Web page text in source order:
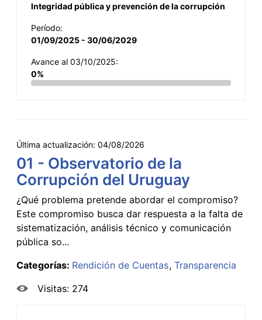
Integridad pública y prevención de la corrupción
Período:
01/09/2025 - 30/06/2029
Avance al 03/10/2025:
0%
Última actualización: 04/08/2026
01 - Observatorio de la
Corrupción del Uruguay
¿Qué problema pretende abordar el compromiso?
Este compromiso busca dar respuesta a la falta de
sistematización, análisis técnico y comunicación
pública so...
Categorías: Rendición de Cuentas Transparencia
Visitas: 274